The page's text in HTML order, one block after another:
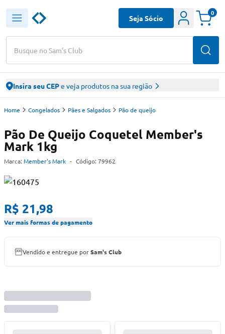
Busque no Sam's Club
Seja Sócio
0
Insira seu CEPe veja produtos na sua região
Home Congelados Pães e Salgados Pão de queijo
Pão De Queijo Coquetel Member's
Mark 1kg
Marca: Member's Mark - Código: 79962
R$ 21,98
Ver mais formas de pagamento
Vendido e entregue porSam's Club